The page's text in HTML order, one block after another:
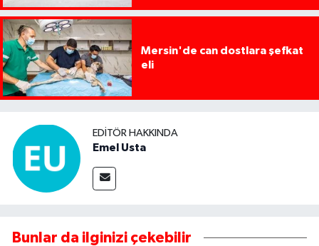
Mersin'de can dostlara şefkat
eli
EDITÖR HAKKINDA
Emel Usta
Bunlar da ilginizi çekebilir